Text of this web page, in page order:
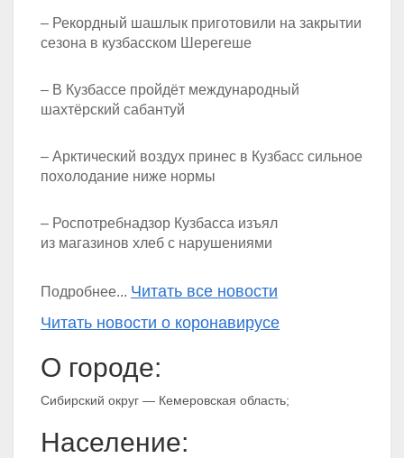
– Рекордный шашлык приготовили на закрытии
сезона в кузбасском Шерегеше
– В Кузбассе пройдёт международный
шахтёрский сабантуй
– Арктический воздух принес в Кузбасс сильное
похолодание ниже нормы
– Роспотребнадзор Кузбасса изъял
из магазинов хлеб с нарушениями
Подробнее... Читать все новости
Читать новости о коронавирусе
О городе:
Сибирский округ — Кемеровская область;
Население: